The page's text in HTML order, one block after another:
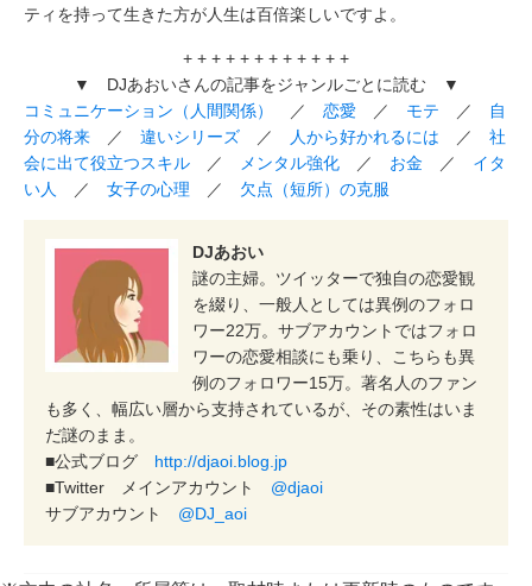
ティを持って生きた方が人生は百倍楽しいですよ。
+ + + + + + + + + + + +
▼ DJあおいさんの記事をジャンルごとに読む ▼
コミュニケーション（人間関係）
／ 恋愛 ／ モテ ／
自
分の将来 ／ 違いシリーズ ／ 人から好かれるには ／ 社
会に出て役立つスキル ／ メンタル強化 ／ お金 ／ イタ
い人
／ 女子の心理 ／ 欠点（短所）の克服
DJあおい
謎の主婦。ツイッターで独自の恋愛観
を綴り、一般人としては異例のフォロ
ワー22万。サブアカウントではフォロ
ワーの恋愛相談にも乗り、こちらも異
例のフォロワー15万。著名人のファン
も多く、幅広い層から支持されているが、その素性はいま
だ謎のまま。
■公式ブログ http://djaoi.blog.jp
■Twitter メインアカウント @djaoi
サブアカウント @DJ_aoi